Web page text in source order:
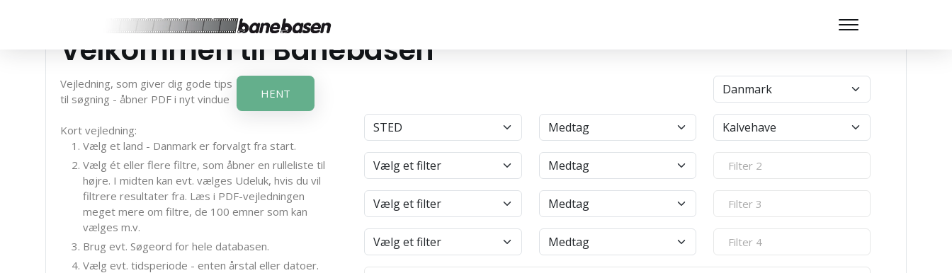
Velkommen til Banebasen
Vejledning, som giver dig gode tips
til søgning - åbner PDF i nyt vindue
HENT
Kort vejledning:
Vælg et land - Danmark er forvalgt fra start.
Vælg ét eller flere filtre, som åbner en rulleliste til
højre. I midten kan evt. vælges Udeluk, hvis du vil
filtrere resultater fra. Læs i PDF-vejledningen
meget mere om filtre, de 100 emner som kan
vælges m.v.
Brug evt. Søgeord for hele databasen.
Vælg evt. tidsperiode - enten årstal eller datoer.